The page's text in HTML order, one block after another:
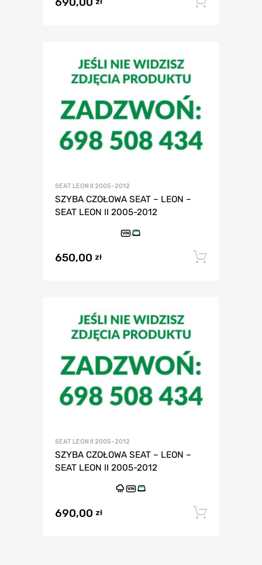
SEAT LEON II 2005-2012
SZYBA CZOŁOWA SEAT – LEON –
SEAT LEON II 2005-2012
VIN
650,00 zł
SEAT LEON II 2005-2012
SZYBA CZOŁOWA SEAT – LEON –
SEAT LEON II 2005-2012
VIN
690,00 zł